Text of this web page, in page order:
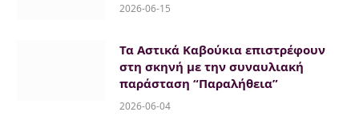
2026-06-15
Τα Αστικά Καβούκια επιστρέφουν
στη σκηνή με την συναυλιακή
παράσταση “Παραλήθεια”
2026-06-04